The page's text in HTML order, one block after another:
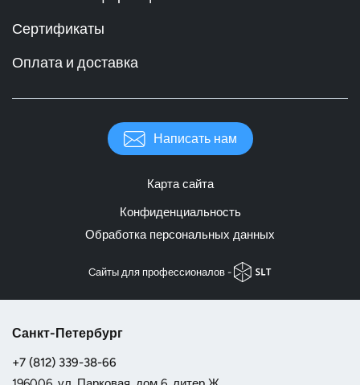
Сертификаты
Оплата и доставка
Написать нам
Карта сайта
Конфиденциальность
Обработка персональных данных
Cайты для профессионалов -
Санкт-Петербург
+7 (812) 339-38-66